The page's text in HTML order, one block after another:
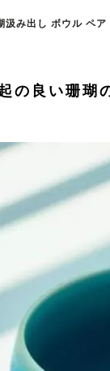
汲み出し ボウル ペ
の良い珊瑚